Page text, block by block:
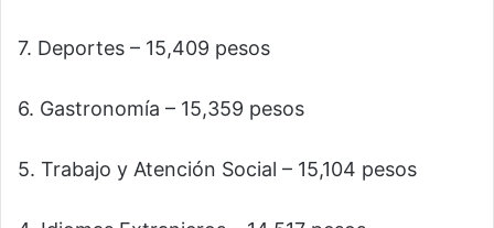
7. Deportes – 15,409 pesos
6. Gastronomía – 15,359 pesos
5. Trabajo y Atención Social – 15,104 pesos